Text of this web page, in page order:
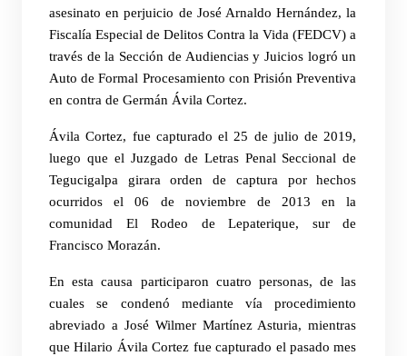
asesinato en perjuicio de José Arnaldo Hernández, la
Fiscalía Especial de Delitos Contra la Vida (FEDCV) a
través de la Sección de Audiencias y Juicios logró un
Auto de Formal Procesamiento con Prisión Preventiva
en contra de Germán Ávila Cortez.
Ávila Cortez, fue capturado el 25 de julio de 2019,
luego que el Juzgado de Letras Penal Seccional de
Tegucigalpa girara orden de captura por hechos
ocurridos el 06 de noviembre de 2013 en la
comunidad El Rodeo de Lepaterique, sur de
Francisco Morazán.
En esta causa participaron cuatro personas, de las
cuales se condenó mediante vía procedimiento
abreviado a José Wilmer Martínez Asturia, mientras
que Hilario Ávila Cortez fue capturado el pasado mes